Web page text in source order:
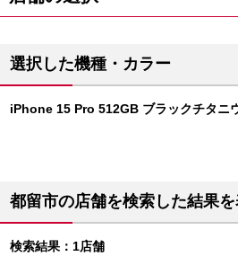
選択した機種・カラー
iPhone 15 Pro 512GB ブラックチタニ
都留市の店舗を検索した結果
検索結果：1店舗